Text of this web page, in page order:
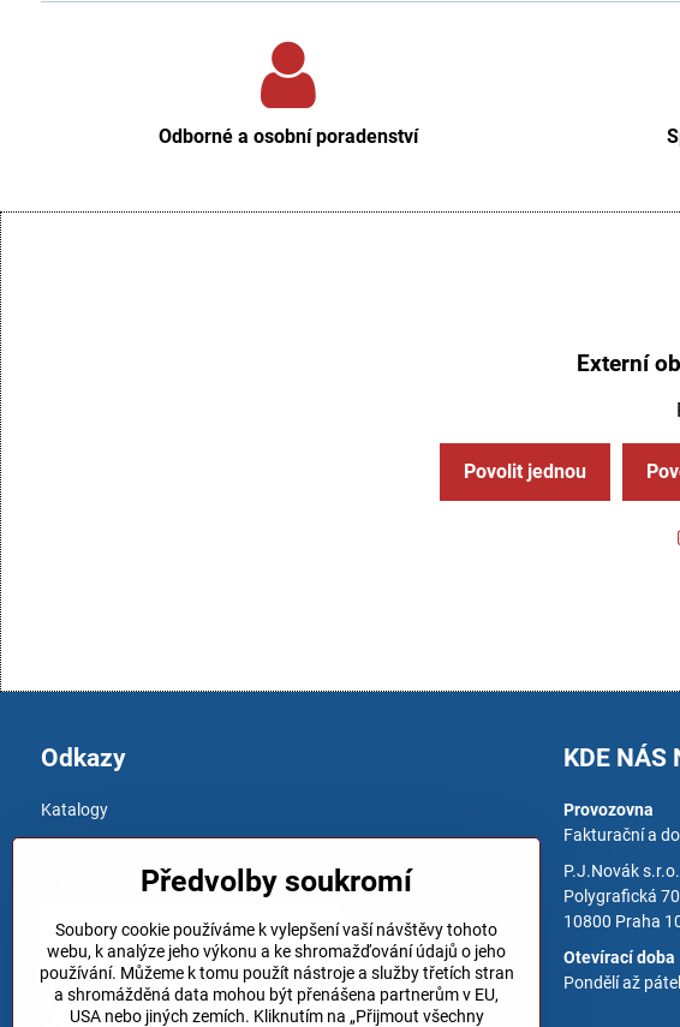
Odborné a osobní poradenství
Externí
Povolit jednou
Odkazy
Katalogy
Ochrana osobních údajů
Objednávky
KDE NÁS
Provozovna
Fakturační a
P.J.Novák s.r.o.
Polygrafická
10800 Praha
Otevírací doba
Pondělí až
Předvolby soukromí
Soubory cookie používáme k vylepšení vaší návštěvy tohoto
webu, k analýze jeho výkonu a ke shromažďování údajů o jeho
používání. Můžeme k tomu použít nástroje a služby třetích stran
a shromážděná data mohou být přenášena partnerům v EU,
USA nebo jiných zemích. Kliknutím na „Přijmout všechny